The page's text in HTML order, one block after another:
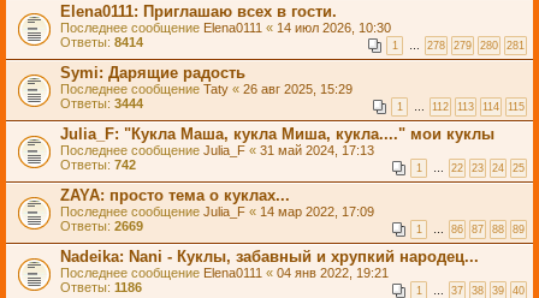
Elena0111: Приглашаю всех в гости.
Последнее сообщение Elena0111 « 14 июл 2026, 10:30
Ответы: 8414 1 … 278 279 280 281
Symi: Дарящие радость
Последнее сообщение Taty « 26 авг 2025, 15:29
Ответы: 3444 1 … 112 113 114 115
Julia_F: "Кукла Маша, кукла Миша, кукла...." мои куклы
Последнее сообщение Julia_F « 31 май 2024, 17:13
Ответы: 742 1 … 22 23 24 25
ZAYA: просто тема о куклах...
Последнее сообщение Julia_F « 14 мар 2022, 17:09
Ответы: 2669 1 … 86 87 88 89
Nadeika: Nani - Куклы, забавный и хрупкий народец...
Последнее сообщение Elena0111 « 04 янв 2022, 19:21
Ответы: 1186 1 … 37 38 39 40